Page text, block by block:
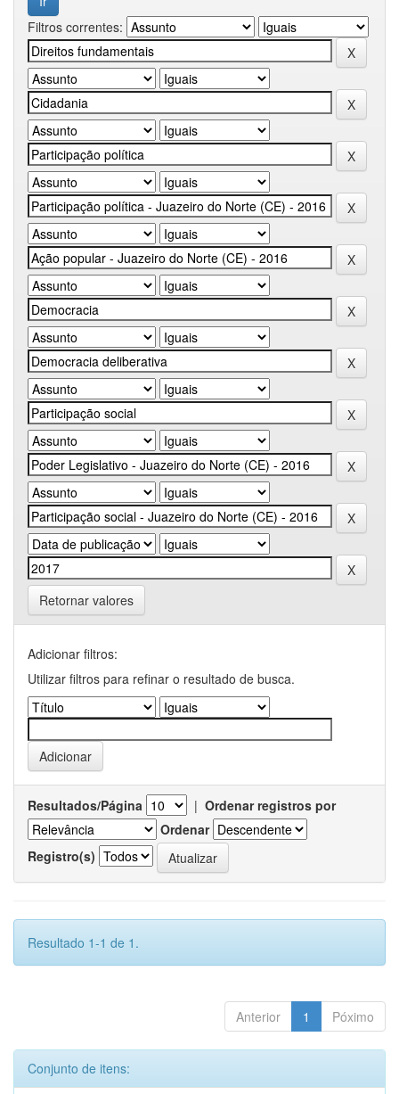
Filtros correntes:
Retornar valores
Adicionar filtros:
Utilizar filtros para refinar o resultado de busca.
Resultados/Página | Ordenar registros por
Ordenar
Registro(s)
Resultado 1-1 de 1.
Anterior 1 Póximo
Conjunto de itens: